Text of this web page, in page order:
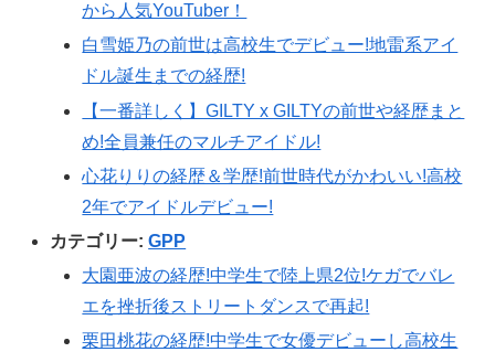
から人気YouTuber！
白雪姫乃の前世は高校生でデビュー!地雷系アイ
ドル誕生までの経歴!
【一番詳しく】GILTY x GILTYの前世や経歴まと
め!全員兼任のマルチアイドル!
心花りりの経歴＆学歴!前世時代がかわいい!高校
2年でアイドルデビュー!
カテゴリー:GPP
大園亜波の経歴!中学生で陸上県2位!ケガでバレ
エを挫折後ストリートダンスで再起!
栗田桃花の経歴!中学生で女優デビューし高校生